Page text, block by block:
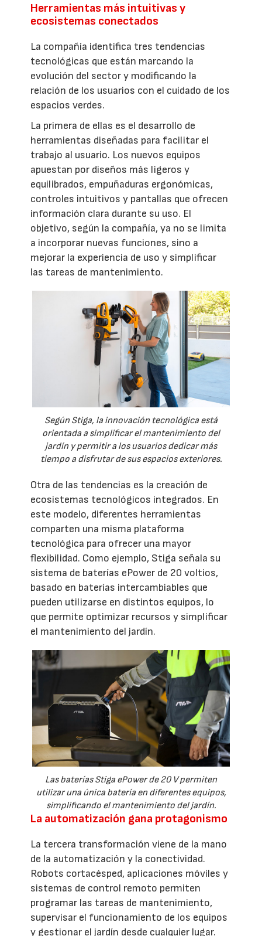
Herramientas más intuitivas y
ecosistemas conectados
La compañía identifica tres tendencias
tecnológicas que están marcando la
evolución del sector y modificando la
relación de los usuarios con el cuidado de los
espacios verdes.
La primera de ellas es el desarrollo de
herramientas diseñadas para facilitar el
trabajo al usuario. Los nuevos equipos
apuestan por diseños más ligeros y
equilibrados, empuñaduras ergonómicas,
controles intuitivos y pantallas que ofrecen
información clara durante su uso. El
objetivo, según la compañía, ya no se limita
a incorporar nuevas funciones, sino a
mejorar la experiencia de uso y simplificar
las tareas de mantenimiento.
Según Stiga, la innovación tecnológica está
orientada a simplificar el mantenimiento del
jardín y permitir a los usuarios dedicar más
tiempo a disfrutar de sus espacios exteriores.
Otra de las tendencias es la creación de
ecosistemas tecnológicos integrados. En
este modelo, diferentes herramientas
comparten una misma plataforma
tecnológica para ofrecer una mayor
flexibilidad. Como ejemplo, Stiga señala su
sistema de baterías ePower de 20 voltios,
basado en baterías intercambiables que
pueden utilizarse en distintos equipos, lo
que permite optimizar recursos y simplificar
el mantenimiento del jardín.
Las baterías Stiga ePower de 20 V permiten
utilizar una única batería en diferentes equipos,
simplificando el mantenimiento del jardín.
La automatización gana protagonismo
La tercera transformación viene de la mano
de la automatización y la conectividad.
Robots cortacésped, aplicaciones móviles y
sistemas de control remoto permiten
programar las tareas de mantenimiento,
supervisar el funcionamiento de los equipos
y gestionar el jardín desde cualquier lugar.